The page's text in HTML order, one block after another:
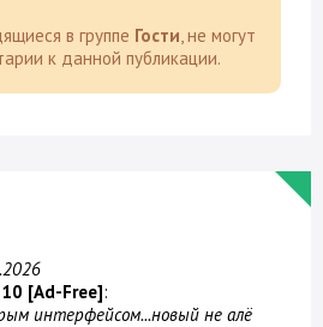
в группе Гости, не могут
к данной публикации.
[Ad-Free]:
интерфейсом...новый не алё